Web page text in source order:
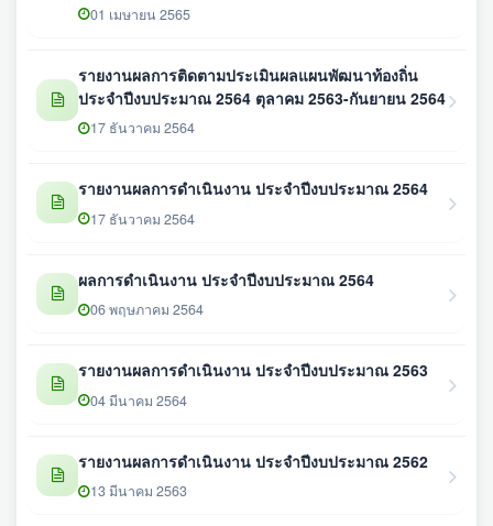
01 เมษายน 2565
รายงานผลการติดตามประเมินผลแผนพัฒนาท้องถิ่น
ประจำปีงบประมาณ 2564 ตุลาคม 2563-กันยายน 2564
17 ธันวาคม 2564
รายงานผลการดำเนินงาน ประจำปีงบประมาณ 2564
17 ธันวาคม 2564
ผลการดำเนินงาน ประจำปีงบประมาณ 2564
06 พฤษภาคม 2564
รายงานผลการดำเนินงาน ประจำปีงบประมาณ 2563
04 มีนาคม 2564
รายงานผลการดำเนินงาน ประจำปีงบประมาณ 2562
13 มีนาคม 2563